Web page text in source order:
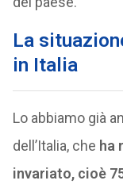
La
in Italia
Lo abbiamo già
dell’Italia, che ha
invariato, cioè